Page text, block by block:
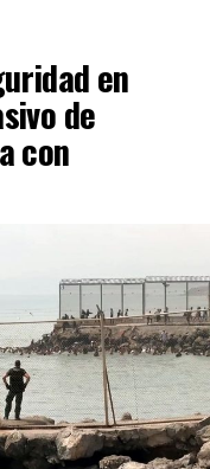
migratoria y su
derechos civiles,
educación y
legales.
que el presidente
una supuesta
para el cual no
Unidos.
que el decreto
de hostilidad
argentinos”, y
Argentina
en
de
con